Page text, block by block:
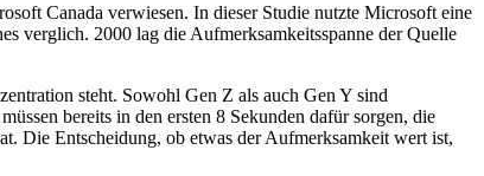
Canada verwiesen. In dieser Studie nutzte Microsoft eine
verglich. 2000 lag die Aufmerksamkeitsspanne der Quelle
steht. Sowohl Gen Z als auch Gen Y sind
bereits in den ersten 8 Sekunden dafür sorgen, die
Die Entscheidung, ob etwas der Aufmerksamkeit wert ist,